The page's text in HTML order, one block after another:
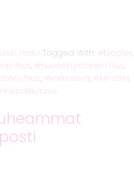
hoito Tagged With: bioplex,
hius, huonokuntoinen hius,
hius, katkeileva, keratiini,